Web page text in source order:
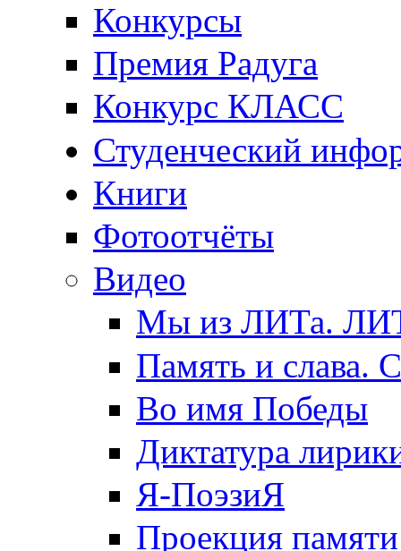
Конкурсы
Премия Радуга
Конкурс КЛАСС
Студенческий
Книги
Фотоотчёты
Видео
Мы из ЛИТа.
Память и слава.
Во имя Победы
Диктатура
Я-ПоэзиЯ
Проекция памяти